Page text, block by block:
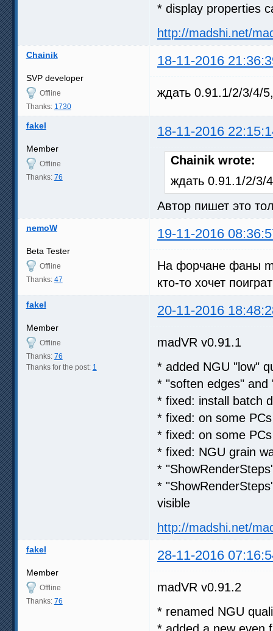
* display properties
http://madshi.net/
Chainik 18-11-2016
SVP developer
Offline
Thanks: 1730
ждать 0.91.1/2/3/4/
fakel 18-11-2016
Member
Offline
Thanks: 76
Chainik wrote:
ждать 0.91.1/2/3/
Автор пишет это
nemoW 19-11-2016
Beta Tester
Offline
Thanks: 47
На форчане фаны
кто-то хочет
fakel 20-11-2016
Member
Offline
Thanks: 76
Thanks for the post: 1
madVR v0.91.1
* added NGU "low"
* "soften edges" and
* fixed: install batch
* fixed: on some
* fixed: on some
* fixed: NGU grain
*
*
visible
http://madshi.net/
fakel 28-11-2016
Member
Offline
Thanks: 76
madVR v0.91.2
* renamed NGU